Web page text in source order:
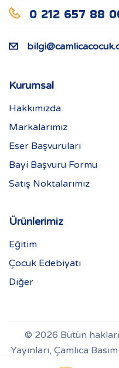
0 212 657 88
Kurumsal
Hakkımızda
Markalarımız
Eser Başvuruları
Bayi Başvuru Formu
Satış Noktalarımız
Ürünlerimiz
Eğitim
Çocuk Edebiyatı
Diğer
© 2026 Bütün
Yayınları, Çamlıca